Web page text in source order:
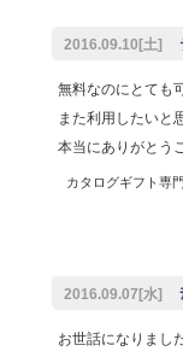
2016.09.10[土]
無料なのにとても
また利用したいと
本当にありがとう
カタログギフト専
2016.09.07[水]
お世話になりました